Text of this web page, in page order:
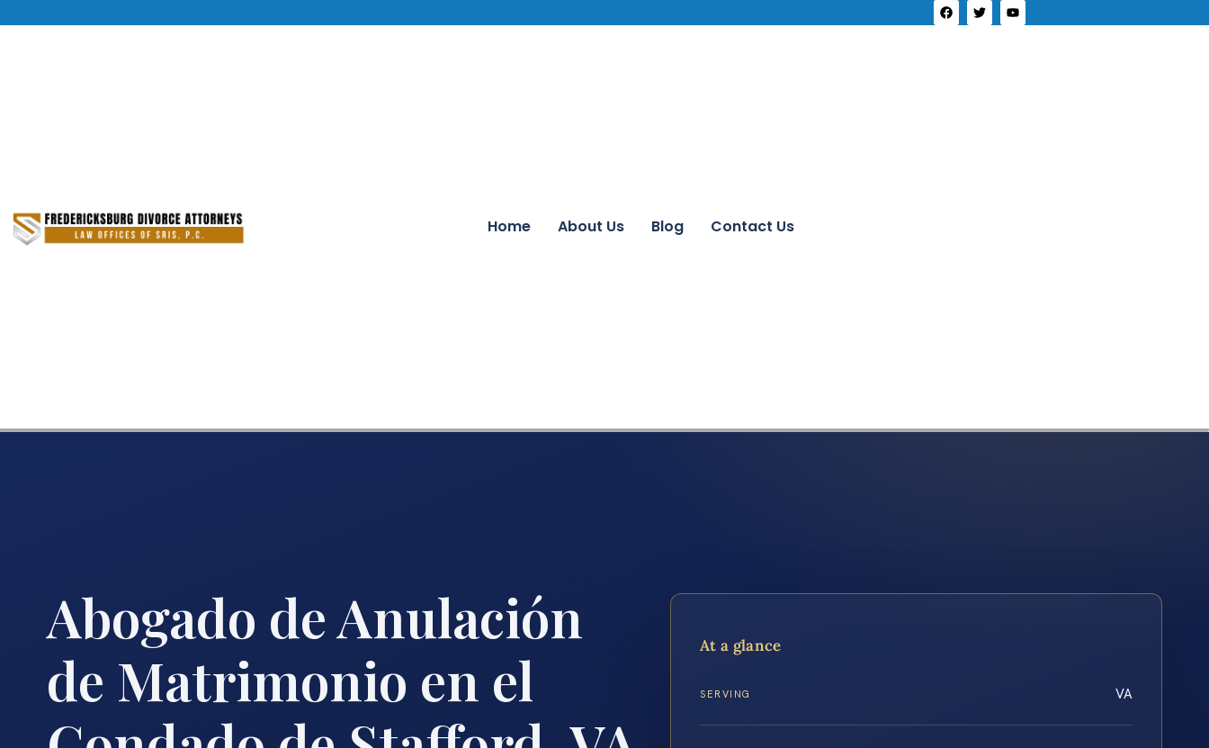
Home About Us Blog Contact Us
Abogado de Anulación
de Matrimonio en el
At a glance
SERVING VA